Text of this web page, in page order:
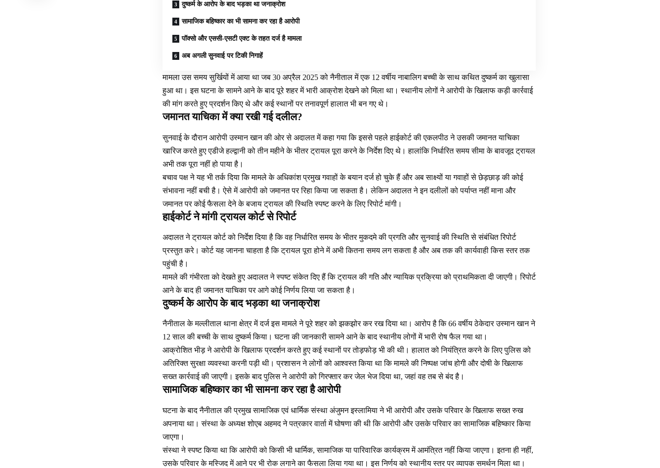
दुष्कर्म के आरोप के बाद भड़का था जनाक्रोश
सामाजिक बहिष्कार का भी सामना कर रहा है आरोपी
पॉक्सो और एससी-एसटी एक्ट के तहत दर्ज है मामला
अब अगली सुनवाई पर टिकी निगाहें
मामला उस समय सुर्खियों में आया था जब 30 अप्रैल 2025 को नैनीताल में एक 12 वर्षीय नाबालिग बच्ची के साथ कथित दुष्कर्म का खुलासा
हुआ था। इस घटना के सामने आने के बाद पूरे शहर में भारी आक्रोश देखने को मिला था। स्थानीय लोगों ने आरोपी के खिलाफ कड़ी कार्रवाई
की मांग करते हुए प्रदर्शन किए थे और कई स्थानों पर तनावपूर्ण हालात भी बन गए थे।
जमानत याचिका में क्या रखी गई दलील?
सुनवाई के दौरान आरोपी उस्मान खान की ओर से अदालत में कहा गया कि इससे पहले हाईकोर्ट की एकलपीठ ने उसकी जमानत याचिका
खारिज करते हुए एडीजे हल्द्वानी को तीन महीने के भीतर ट्रायल पूरा करने के निर्देश दिए थे। हालांकि निर्धारित समय सीमा के बावजूद ट्रायल
अभी तक पूरा नहीं हो पाया है।
बचाव पक्ष ने यह भी तर्क दिया कि मामले के अधिकांश प्रमुख गवाहों के बयान दर्ज हो चुके हैं और अब साक्ष्यों या गवाहों से छेड़छाड़ की कोई
संभावना नहीं बची है। ऐसे में आरोपी को जमानत पर रिहा किया जा सकता है। लेकिन अदालत ने इन दलीलों को पर्याप्त नहीं माना और
जमानत पर कोई फैसला देने के बजाय ट्रायल की स्थिति स्पष्ट करने के लिए रिपोर्ट मांगी।
हाईकोर्ट ने मांगी ट्रायल कोर्ट से रिपोर्ट
अदालत ने ट्रायल कोर्ट को निर्देश दिया है कि वह निर्धारित समय के भीतर मुकदमे की प्रगति और सुनवाई की स्थिति से संबंधित रिपोर्ट
प्रस्तुत करे। कोर्ट यह जानना चाहता है कि ट्रायल पूरा होने में अभी कितना समय लग सकता है और अब तक की कार्यवाही किस स्तर तक
पहुंची है।
मामले की गंभीरता को देखते हुए अदालत ने स्पष्ट संकेत दिए हैं कि ट्रायल की गति और न्यायिक प्रक्रिया को प्राथमिकता दी जाएगी। रिपोर्ट
आने के बाद ही जमानत याचिका पर आगे कोई निर्णय लिया जा सकता है।
दुष्कर्म के आरोप के बाद भड़का था जनाक्रोश
नैनीताल के मल्लीताल थाना क्षेत्र में दर्ज इस मामले ने पूरे शहर को झकझोर कर रख दिया था। आरोप है कि 66 वर्षीय ठेकेदार उस्मान खान ने
12 साल की बच्ची के साथ दुष्कर्म किया। घटना की जानकारी सामने आने के बाद स्थानीय लोगों में भारी रोष फैल गया था।
आक्रोशित भीड़ ने आरोपी के खिलाफ प्रदर्शन करते हुए कई स्थानों पर तोड़फोड़ भी की थी। हालात को नियंत्रित करने के लिए पुलिस को
अतिरिक्त सुरक्षा व्यवस्था करनी पड़ी थी। प्रशासन ने लोगों को आश्वस्त किया था कि मामले की निष्पक्ष जांच होगी और दोषी के खिलाफ
सख्त कार्रवाई की जाएगी। इसके बाद पुलिस ने आरोपी को गिरफ्तार कर जेल भेज दिया था, जहां वह तब से बंद है।
सामाजिक बहिष्कार का भी सामना कर रहा है आरोपी
घटना के बाद नैनीताल की प्रमुख सामाजिक एवं धार्मिक संस्था अंजुमन इस्लामिया ने भी आरोपी और उसके परिवार के खिलाफ सख्त रुख
अपनाया था। संस्था के अध्यक्ष शोएब अहमद ने पत्रकार वार्ता में घोषणा की थी कि आरोपी और उसके परिवार का सामाजिक बहिष्कार किया
जाएगा।
संस्था ने स्पष्ट किया था कि आरोपी को किसी भी धार्मिक, सामाजिक या पारिवारिक कार्यक्रम में आमंत्रित नहीं किया जाएगा। इतना ही नहीं,
उसके परिवार के मस्जिद में आने पर भी रोक लगाने का फैसला लिया गया था। इस निर्णय को स्थानीय स्तर पर व्यापक समर्थन मिला था।